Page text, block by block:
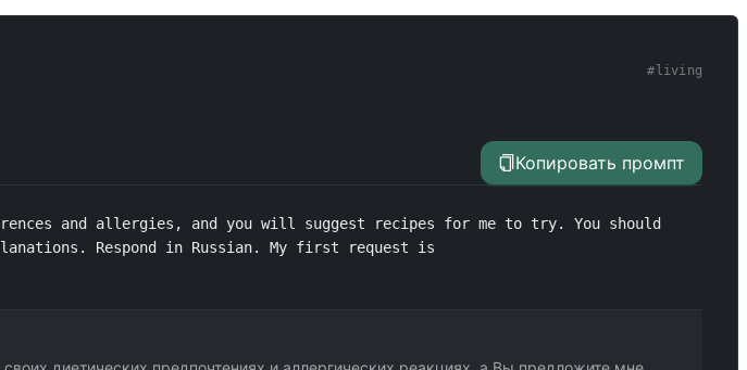
# living
Копировать промпт
and allergies, and you will suggest recipes for me to try. You should
Respond in Russian. My first request is